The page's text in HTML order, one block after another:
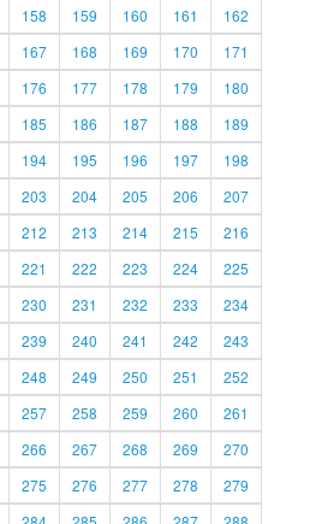
158 159 160 161
162
167 168 169 170
171
176 177 178 179
180
185 186 187 188
189
194 195 196 197
198
203 204 205 206
207
212 213 214 215
216
221 222 223 224
225
230 231 232 233
234
239 240 241 242
243
248 249 250 251
252
257 258 259 260
261
266 267 268 269
270
275 276 277 278
279